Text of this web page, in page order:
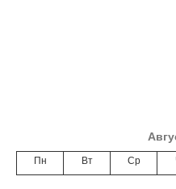
Пн Вт Ср